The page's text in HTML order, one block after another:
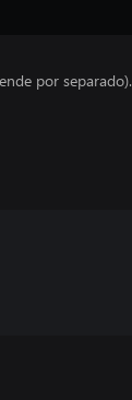
por separado).